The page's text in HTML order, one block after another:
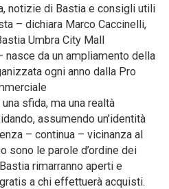
notizie di Bastia e consigli utili
– dichiara Marco Caccinelli,
Umbra City Mall
nasce da un ampliamento della
ogni anno dalla Pro
sfida, ma una realtà
assumendo un’identità
– continua – vicinanza al
sono le parole d’ordine dei
rimarranno aperti e
a chi effettuerà acquisti.